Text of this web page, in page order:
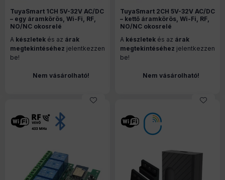
TuyaSmart 1CH 5V-32V AC/DC
– egy áramkörös, Wi-Fi, RF,
NO/NC okosrelé
A készletek és az árak
megtekintéséhez jelentkezzen
be!
Nem vásárolható!
TuyaSmart 2CH 5V-32V AC/DC
– kettő áramkörös, Wi-Fi, RF,
NO/NC okosrelé
A készletek és az árak
megtekintéséhez jelentkezzen
be!
Nem vásárolható!